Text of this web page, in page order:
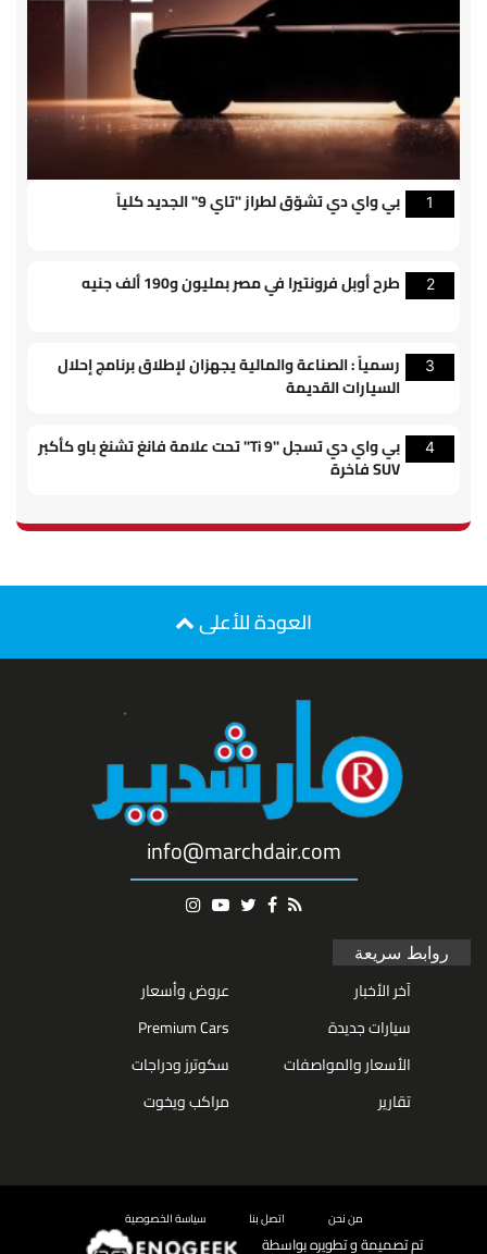
1 بي واي دي تشوّق لطراز "تاي 9" الجديد كلياً
2 طرح أوبل فرونتيرا في مصر بمليون و190 ألف جنيه
3
رسمياً : الصناعة والمالية يجهزان لإطلاق برنامج إحلال
السيارات القديمة
4
بي واي دي تسجل "Ti 9" تحت علامة فانغ تشنغ باو كأكبر
SUV فاخرة
العودة للأعلى
info@marchdair.com
روابط سريعة
آخر الأخبار
سيارات جديدة
الأسعار والمواصفات
تقارير
عروض وأسعار
Premium Cars
سكوترز ودراجات
مراكب ويخوت
من نحن اتصل بنا سياسة الخصوصية
تم تصميمة و تطويره بواسطة